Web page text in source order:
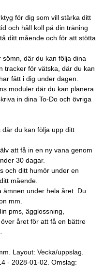
för dig som vill stärka ditt
och håll koll på din träning
ditt mående och för att stötta
där du kan följa dina
tracker för vätska, där du kan
fått i dig under dagen.
moduler där du kan planera
in dina To-Do och övriga
du kan följa upp ditt
att få in en ny vana genom
30 dagar.
och ditt humör under en
mående.
ämnen under hela året. Du
mm.
pms, ägglossning,
året för att få en bättre
Layout: Vecka/uppslag.
- 2028-01-02. Omslag: